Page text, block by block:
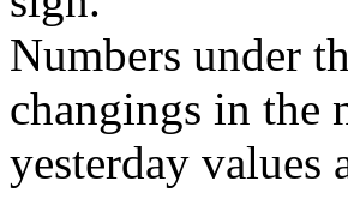
Numbers under
changings in the
yesterday values